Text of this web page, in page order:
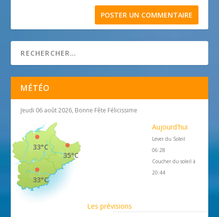
MÉTÉO
Jeudi 06 août 2026, Bonne Fête Félicissime
35°C
33°C
33°C
Aujourd'hui
Lever du Soleil
06:28
Coucher du soleil à
20:44
Les prévisions